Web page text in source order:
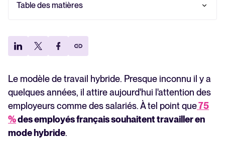
En savoir plus
Table des matières
Exemples de modèles de lieux de travail hybrides
Les avantages d'un lieu de travail hybride
Créer et mettre en place un lieu de travail hybride
Le modèle de travail hybride. Presque inconnu il y a
quelques années, il attire aujourd'hui l'attention des
employeurs comme des salariés. À tel point que75
%des employés français souhaitent travailler en
mode hybride.